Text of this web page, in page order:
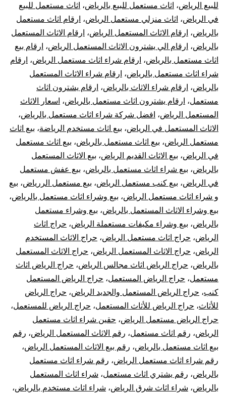
للبيع الرياض، اثاث مستعمل للبيع بالرياض، اثاث مستعمل للبيع
في الرياض، اثاث منزلي مستعمل الرياض، ارقام اثاث مستعمل
بالرياض، ارقام الاثاث المستعمل الرياض، ارقام الاثاث المستعمل
بالرياض، ارقام الي يشترون الاثاث المستعمل الرياض، ارقام بيع
اثاث مستعمل بالرياض، ارقام شراء اثاث مستعمل الرياض، ارقام
شراء اثاث مستعمل بالرياض، ارقام شراء الاثاث المستعمل
بالرياض، ارقام شراء الاثاث بالرياض، ارقام يشترون اثاث
مستعمل، ارقام يشترون اثاث مستعمل بالرياض، اسعار الاثاث
المستعمل الرياض، افضل شركة شراء اثاث مستعمل بالرياض،
الاثاث المستعمل في الرياض، بيع اثاث مستخدم الرياضة، بيع اثاث
مستعمل الرياض، بيع اثاث مستعمل بالرياض، بيع اثاث مستعمل
في الرياض، بيع الاثاث القديم الرياض، بيع الاثاث المستعمل
بالرياض، بيع شراء اثاث مستعمل بالرياض، بيع عفش مستعمل
في الرياض، بيع كنب مستعمل الرياض، بيع مستعمل الررياض، بيع
و شراء اثاث مستعمل الرياض، بيع وشراء اثاث مستعمل بالرياض،
بيع وشراء الاثاث المستعمل بالرياض، بيع وشراء مستعمل
بالرياض، بيع وشراء مكيفات مستعملة الرياض، حراج اثاث
الرياض، حراج اثاث مستعمل الرياض، حراج الاثاث المستخدم
الرياض، حراج الاثاث المستعمل الرياض، حراج الاثاث المستعمل
بالرياض، حراج الرياض اثاث مجالس الرياض، حراج الرياض اثاث
مستعمل، حراج الرياض المستعمل، حراج الرياض المستعمل
كنب، حراج الرياض المستعمل والجديد الرياض، حراج الرياض
للأثاث، حراج الرياض للأثاث المستعمل، حراج الرياض للمستعمل،
حراج الرياض مستعمل الرياض، حقين شراء اثاث مستعمل
الرياض، رقم اثاث مستعمل، رقم الاثاث المستعمل الرياض، رقم
بيع اثاث مستعمل بالرياض، رقم بيع الاثاث المستعمل الرياض،
رقم شراء اثاث مستعمل الرياض، رقم شراء اثاث مستعمل
بالرياض، رقم يشتري اثاث مستعمل، شراء اثاث المستعمل
بالرياض، شراء اثاث شرق الرياض، شراء اثاث مستخدم بالرياض،